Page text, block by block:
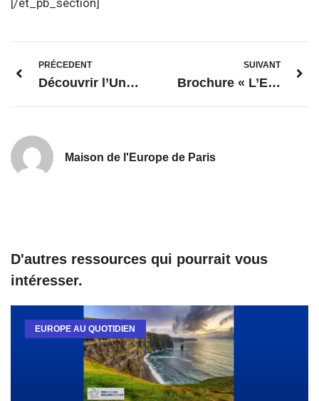
[/et_pb_section]
PRÉCEDENT
Découvrir l’Union européenne avec Mon Quotidien
SUIVANT
Brochure « L’Europe au quotidien »
Maison de l'Europe de Paris
D'autres ressources qui pourrait vous
intéresser.
EUROPE AU QUOTIDIEN